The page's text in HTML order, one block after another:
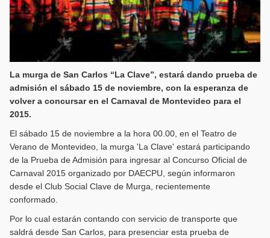
La murga de San Carlos “La Clave”, estará dando prueba de
admisión el sábado 15 de noviembre, con la esperanza de
volver a concursar en el Carnaval de Montevideo para el
2015.
El sábado 15 de noviembre a la hora 00.00, en el Teatro de
Verano de Montevideo, la murga 'La Clave' estará participando
de la Prueba de Admisión para ingresar al Concurso Oficial de
Carnaval 2015 organizado por DAECPU, según informaron
desde el Club Social Clave de Murga, recientemente
conformado.
Por lo cual estarán contando con servicio de transporte que
saldrá desde San Carlos, para presenciar esta prueba de